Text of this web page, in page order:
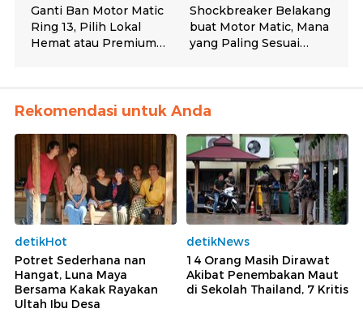
Rekomendasi untuk Anda
detikHot
Potret Sederhana nan
Hangat, Luna Maya
Bersama Kakak Rayakan
Ultah Ibu Desa
detikNews
14 Orang Masih Dirawat
Akibat Penembakan Maut
di Sekolah Thailand, 7 Kritis